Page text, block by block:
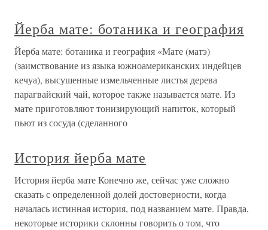
Йерба мате: ботаника и география
Йерба мате: ботаника и география «Мате (матэ)
(заимствование из языка южноамериканских индейцев
кечуа), высушенные измельченные листья дерева
парагвайский чай, которое также называется мате. Из
мате приготовляют тонизирующий напиток, который
пьют из сосуда (сделанного
История йерба мате
История йерба мате Конечно же, сейчас уже сложно
сказать с определенной долей достоверности, когда
началась истинная история, под названием мате. Правда,
некоторые историки склонны говорить о том, что